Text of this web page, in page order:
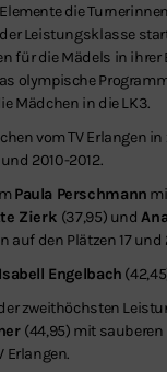
die
Leistungsklasse
für die Mädels in ihrer
olympische
Mädchen in die LK3.
vom TV Erlangen
2010-2012.
Paula Perschmann
Zierk (37,95) und
auf den Plätzen 17 und
Isabell Engelbach
zweithöchsten
(44,95) mit
Erlangen.